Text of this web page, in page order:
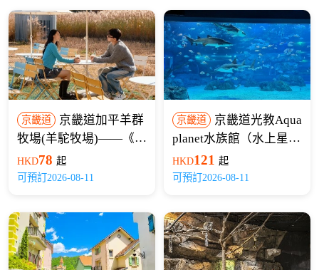
京畿道
京畿道加平羊群
牧場(羊駝牧場)——《滴
滴叭叭》打卡地
HKD78 起
可預訂2026-08-11
京畿道
京畿道光教Aqua
planet水族館（水上星
球）
HKD121 起
可預訂2026-08-11